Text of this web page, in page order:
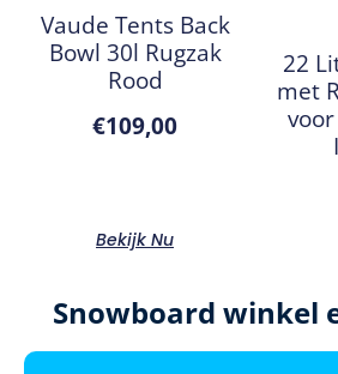
Vaude Tents Back
Bowl 30l Rugzak
Rood
€109,00
Bekijk Nu
22
met
Snowboard winkel